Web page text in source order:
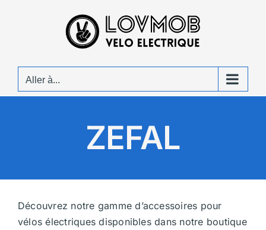
Aller à...
ZEFAL
Découvrez notre gamme d’accessoires pour
vélos électriques disponibles dans notre boutique